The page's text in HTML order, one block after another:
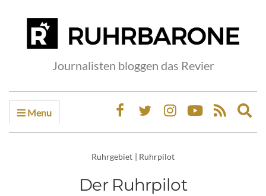
Journalisten bloggen das Revier
Menu
Ruhrgebiet | Ruhrpilot
Der Ruhrpilot